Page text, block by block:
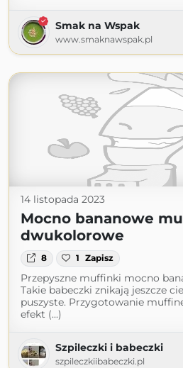
Smak na Wspak
www.smaknawspak.pl
14 listopada 2023
Mocno bananowe
dwukolorowe
8 1 Zapisz
Przepyszne muffinki mocno
Takie babeczki znikają jeszcze
puszyste. Przygotowanie
efekt (...)
Szpileczki i babeczki
szpileczkiibabeczki.pl